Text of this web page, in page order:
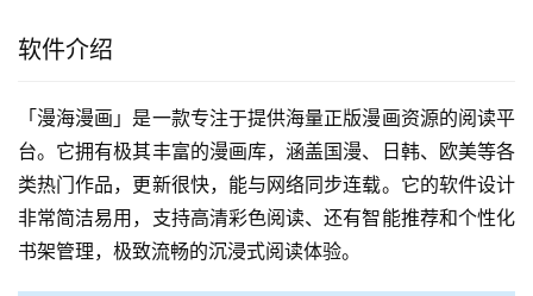
软件介绍
「漫海漫画」是一款专注于提供海量正版漫画资源的阅读平
台。它拥有极其丰富的漫画库，涵盖国漫、日韩、欧美等各
类热门作品，更新很快，能与网络同步连载。它的软件设计
非常简洁易用，支持高清彩色阅读、还有智能推荐和个性化
书架管理，极致流畅的沉浸式阅读体验。